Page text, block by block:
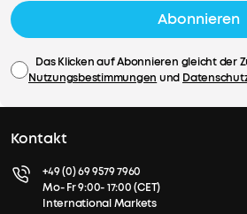
Abonnieren
Das Klicken auf Abonnieren gleicht der
Nutzungsbestimmungen und
Kontakt
+49 (0) 69 9579 7960
Mo- Fr 9:00- 17:00 (CET)
International Markets